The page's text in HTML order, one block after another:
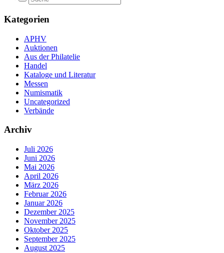
Kategorien
APHV
Auktionen
Aus der Philatelie
Handel
Kataloge und Literatur
Messen
Numismatik
Uncategorized
Verbände
Archiv
Juli 2026
Juni 2026
Mai 2026
April 2026
März 2026
Februar 2026
Januar 2026
Dezember 2025
November 2025
Oktober 2025
September 2025
August 2025